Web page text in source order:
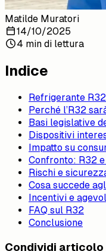
Matilde Muratori
14/10/2025
4 min di lettura
Indice
Refrigerante
Perché l’R32
Basi legislative
Dispositivi
Impatto su
Confronto: R32
Rischi e
Cosa succede
Incentivi e
FAQ sul R32
Conclusione
Condividi articolo